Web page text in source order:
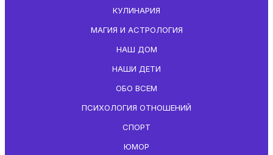
КУЛИНАРИЯ
МАГИЯ И АСТРОЛОГИЯ
НАШ ДОМ
НАШИ ДЕТИ
ОБО ВСЕМ
ПСИХОЛОГИЯ ОТНОШЕНИЙ
СПОРТ
ЮМОР